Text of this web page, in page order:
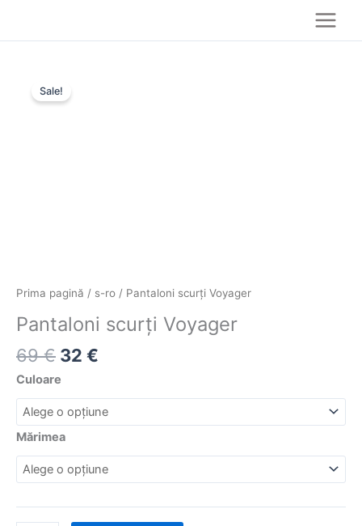
Sale!
Prima pagină / s-ro / Pantaloni scurți Voyager
Pantaloni scurți Voyager
69€
inițial
32 €
Culoare
Mărimea
Pantaloni